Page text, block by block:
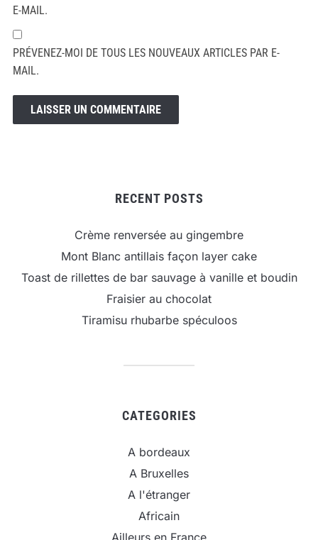
E-MAIL.
PRÉVENEZ-MOI DE TOUS LES NOUVEAUX ARTICLES PAR E-
MAIL.
RECENT POSTS
Crème renversée au gingembre
Mont Blanc antillais façon layer cake
Toast de rillettes de bar sauvage à vanille et boudin
Fraisier au chocolat
Tiramisu rhubarbe spéculoos
CATEGORIES
A bordeaux
A Bruxelles
A l'étranger
Africain
Ailleurs en France